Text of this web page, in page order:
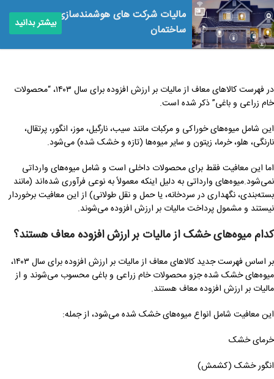
مالیات شرکت های هوشمندسازی
ساختمان
بیشتر بدانید
در فهرست کالاهای معاف از مالیات بر ارزش افزوده برای سال ۱۴۰۳، “محصولات
خام زراعی و باغی” ذکر شده است.
این شامل میوه‌های خوراکی و مرکبات مانند سیب، نارگیل، موز، انگور، پرتقال،
نارنگی، هلو، خرما، زیتون و سایر میوه‌ها (تازه و خشک شده) می‌شود.
اما این معافیت فقط برای محصولات داخلی است و شامل میوه‌های وارداتی
نمی‌شود.میوه‌های وارداتی به دلیل اینکه معمولاً به نوعی فرآوری شده‌اند (مانند
بسته‌بندی، نگهداری در سردخانه، یا حمل و نقل طولانی) از این معافیت برخوردار
نیستند و مشمول پرداخت مالیات بر ارزش افزوده می‌شوند.
کدام میوه‌های خشک از مالیات بر ارزش افزوده معاف هستند؟
بر اساس فهرست جدید کالاهای معاف از مالیات بر ارزش افزوده برای سال ۱۴۰۳،
میوه‌های خشک شده جزو محصولات خام زراعی و باغی محسوب می‌شوند و از
مالیات بر ارزش افزوده معاف هستند.
این معافیت شامل انواع میوه‌های خشک شده می‌شود، از جمله:
خرمای خشک
انگور خشک (کشمش)